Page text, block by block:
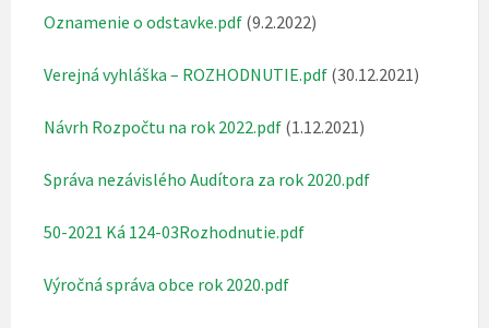
Oznamenie o odstavke.pdf (9.2.2022)
Verejná vyhláška – ROZHODNUTIE.pdf (30.12.2021)
Návrh Rozpočtu na rok 2022.pdf (1.12.2021)
Správa nezávislého Audítora za rok 2020.pdf
50-2021 Ká 124-03Rozhodnutie.pdf
Výročná správa obce rok 2020.pdf